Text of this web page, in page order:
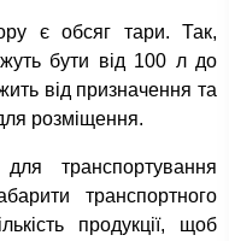
є обсяг тари. Так,
бути від 100 л до
від призначення та
розміщення.
транспортування
транспортного
продукції, щоб